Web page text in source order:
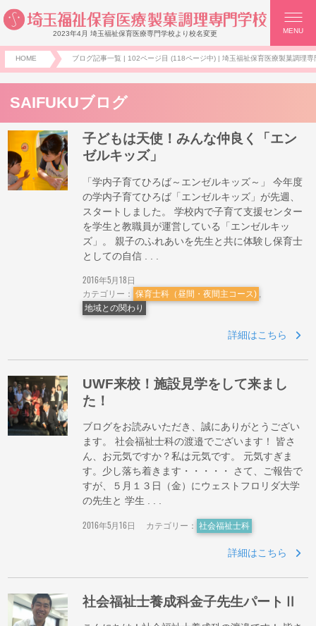
2023年4月 埼玉福祉保育医療専門学校より校名変更 MENU
HOME ブログ記事一覧 | 102ページ目 (118ページ中) | 埼玉福祉保育医療製菓調理専
SAIFUKUブログ
子どもは天使！みんな仲良く「エン
ゼルキッズ」
「学内子育てひろば～エンゼルキッズ～」 今年度
の学内子育てひろば「エンゼルキッズ」が先週、
スタートしました。 学校内で子育て支援センター
を学生と教職員が運営している「エンゼルキッ
ズ」。 親子のふれあいを先生と共に体験し保育士
としての自信 . . .
2016年5月18日
カテゴリー： 保育士科（昼間・夜間主コース)
地域との関わり
詳細はこちら
UWF来校！施設見学をして来まし
た！
ブログをお読みいただき、誠にありがとうござい
ます。 社会福祉士科の渡邉でございます！ 皆さ
ん、お元気ですか？私は元気です。 元気すぎま
す。少し落ち着きます・・・・・ さて、ご報告で
すが、５月１３日（金）にウェストフロリダ大学
の先生と 学生 . . .
2016年5月16日 カテゴリー： 社会福祉士科
詳細はこちら
社会福祉士養成科金子先生パートⅡ